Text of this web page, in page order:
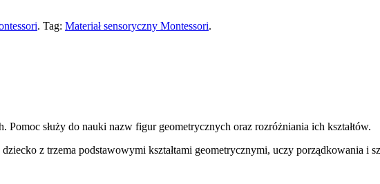
. Tag: Materiał sensoryczny Montessori.
służy do nauki nazw figur geometrycznych oraz rozróżniania ich kształtów.
z trzema podstawowymi kształtami geometrycznymi, uczy porządkowania i